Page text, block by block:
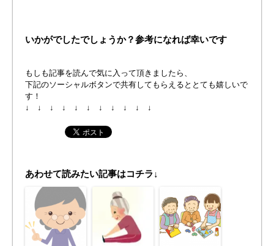
いかがでしたでしょうか？参考になれば幸いです
もしも記事を読んで気に入って頂きましたら、
下記のソーシャルボタンで共有してもらえるととても嬉しいで
す！
↓ ↓ ↓ ↓ ↓ ↓ ↓ ↓ ↓ ↓ ↓
あわせて読みたい記事はコチラ↓